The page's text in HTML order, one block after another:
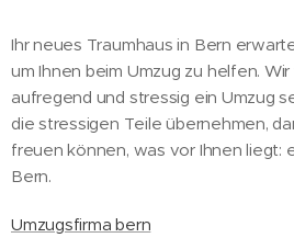
Ihr neues Traumhaus in Bern
um Ihnen beim Umzug zu helfen.
aufregend und stressig ein Umzug
die stressigen Teile übernehmen,
freuen können, was vor Ihnen liegt:
Bern.
Umzugsfirma bern